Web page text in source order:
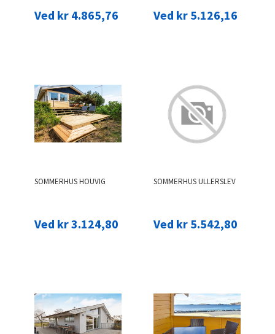
Ved kr 4.865,76 Ved kr 5.126,16
SOMMERHUS HOUVIG
Ved kr 3.124,80
SOMMERHUS ULLERSLEV
Ved kr 5.542,80